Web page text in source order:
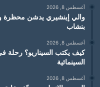
أغسطس 8, 2026
والي إينشيري يدشن
بنشاب
أغسطس 8, 2026
كيف يكتب السيناريو؟ رحلة
السينمائية
أغسطس 8, 2026